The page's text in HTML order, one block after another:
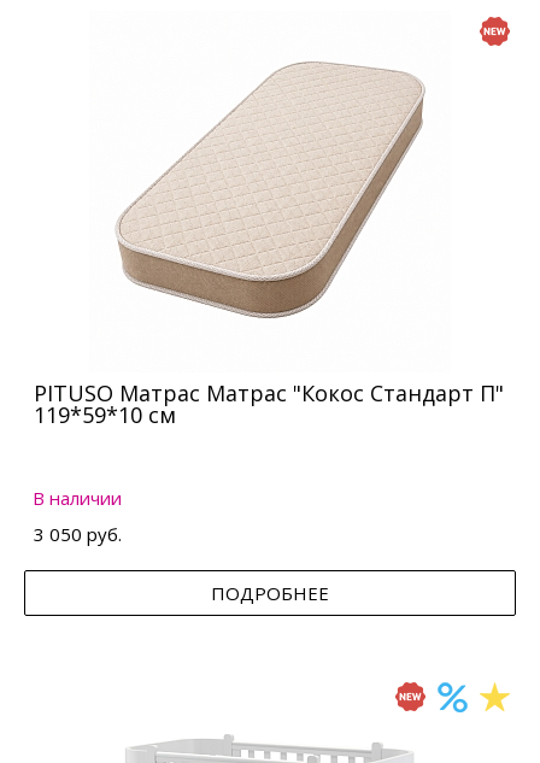
PITUSO Матрас Матрас "Кокос Стандарт П"
119*59*10 см
В наличии
3 050 руб.
ПОДРОБНЕЕ